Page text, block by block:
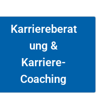
Karriereberat
ung &
Karriere-
Coaching
Weiterlesen